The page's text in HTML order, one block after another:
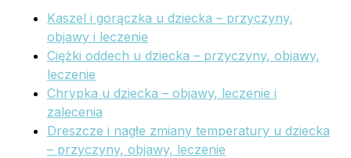
Kaszel i gorączka u dziecka – przyczyny,
objawy i leczenie
Ciężki oddech u dziecka – przyczyny, objawy,
leczenie
Chrypka u dziecka – objawy, leczenie i
zalecenia
Dreszcze i nagłe zmiany temperatury u dziecka
– przyczyny, objawy, leczenie